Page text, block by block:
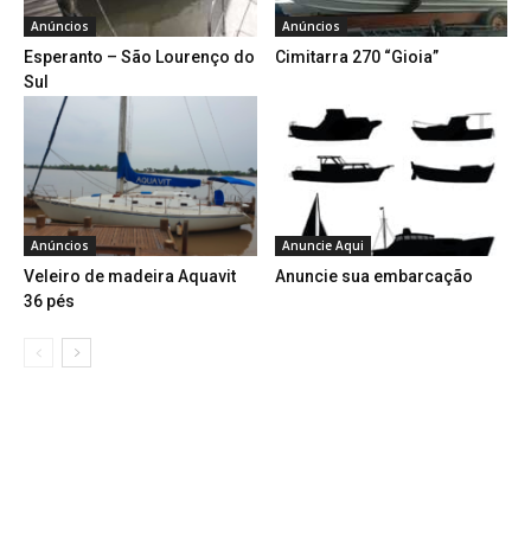
Anúncios
Esperanto – São Lourenço do
Sul
Anúncios
Cimitarra 270 “Gioia”
Anúncios
Veleiro de madeira Aquavit
36 pés
Anuncie Aqui
Anuncie sua embarcação